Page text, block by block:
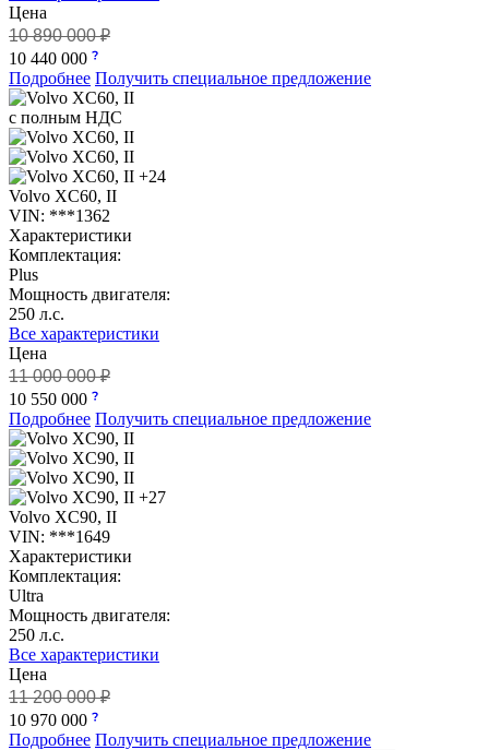
Цена
10 890 000 ₽
10 440 000
Подробнее Получить специальное предложение
с полным НДС
+24
Volvo XC60, II
VIN: ***1362
Характеристики
Комплектация:
Plus
Мощность двигателя:
250 л.с.
Все характеристики
Цена
11 000 000 ₽
10 550 000
Подробнее Получить специальное предложение
+27
Volvo XC90, II
VIN: ***1649
Характеристики
Комплектация:
Ultra
Мощность двигателя:
250 л.с.
Все характеристики
Цена
11 200 000 ₽
10 970 000
Подробнее Получить специальное предложение